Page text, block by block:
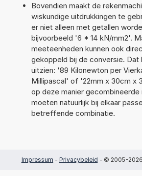
Bovendien maakt de
wiskundige uitdrukkingen te
er niet alleen met getallen
bijvoorbeeld '6 * 14 kN/mm2'.
meeteenheden kunnen ook
gekoppeld bij de conversie. Dat
uitzien: '89 Kilonewton per
Millipascal' of '22mm x 30cm x
op deze manier
moeten natuurlijk bij elkaar
betreffende combinatie.
Impressum - Privacybeleid - © 2005-